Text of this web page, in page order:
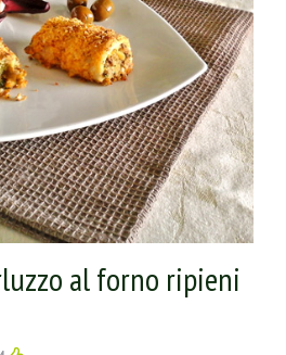
al forno ripieni